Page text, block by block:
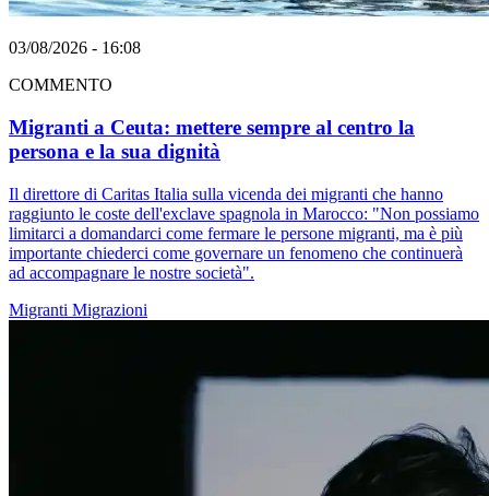
03/08/2026 - 16:08
COMMENTO
Migranti a Ceuta: mettere sempre al centro la
persona e la sua dignità
Il direttore di Caritas Italia sulla vicenda dei migranti che hanno
raggiunto le coste dell'exclave spagnola in Marocco: "Non possiamo
limitarci a domandarci come fermare le persone migranti, ma è più
importante chiederci come governare un fenomeno che continuerà
ad accompagnare le nostre società".
Migranti Migrazioni